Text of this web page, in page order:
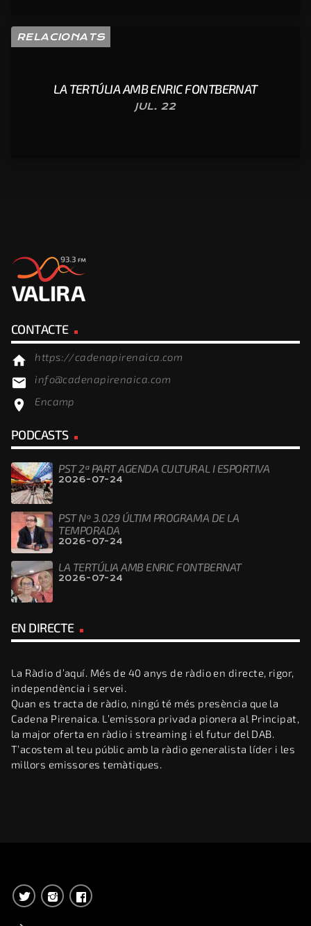
RELACIONATS
LA TERTÚLIA AMB ENRIC FONTBERNAT
JUL. 22
CONTACTE
home https://cadenapirenaica.com
email info@cadenapirenaica.com
location_on Encamp
PODCASTS
PST 2ª PART AGENDA CULTURAL I ESPORTIVA
2026-07-24
PST Nº 3.029 ÚLTIM PROGRAMA DE LA
TEMPORADA
2026-07-24
LA TERTÚLIA AMB ENRIC FONTBERNAT
2026-07-24
EN DIRECTE
La Ràdio d’aquí. Més de 40 anys de ràdio en directe, rigor,
independència i servei.
Quan es tracta de ràdio, ningú té més presència que la
Cadena Pirenaica. L’emissora privada pionera al Principat,
la major oferta en ràdio i streaming i el futur del DAB.
T’acostem al teu públic amb la ràdio generalista líder i les
millors emissores temàtiques.